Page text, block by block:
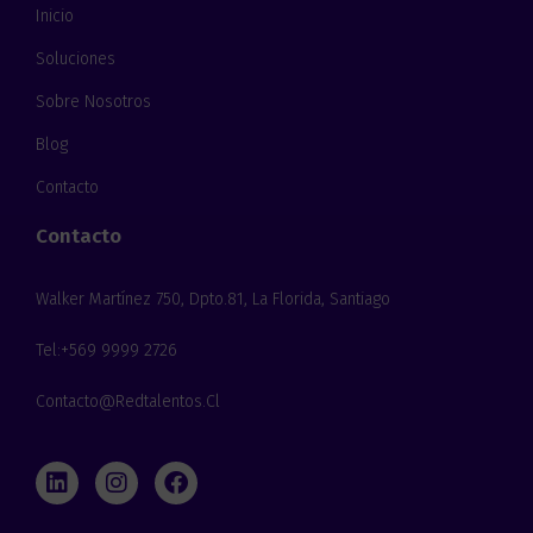
Inicio
Soluciones
Sobre Nosotros
Blog
Contacto
Contacto
Walker Martínez 750, Dpto.81, La Florida, Santiago
Tel:+569 9999 2726
Contacto@redtalentos.cl
L
i
I
n
F
a
*r
n